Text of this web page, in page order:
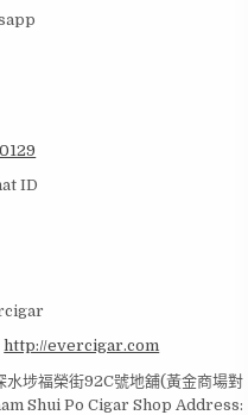
ID
http://evercigar.com
水埗福榮街92C號地舖(黃金商場對
Shui Po Cigar Shop Address: